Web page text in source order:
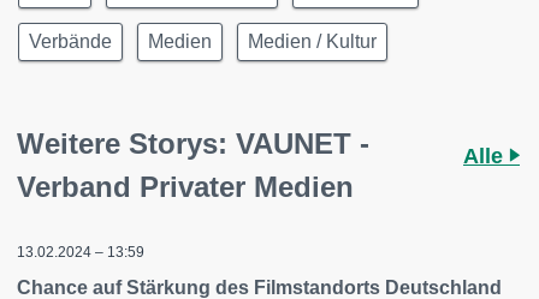
Verbände Medien Medien / Kultur
Weitere Storys: VAUNET -
Verband Privater Medien
Alle
13.02.2024 – 13:59
Chance auf Stärkung des Filmstandorts Deutschland